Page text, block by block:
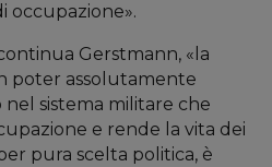
occupazione».
Gerstmann, «la
poter assolutamente
sistema militare che
e rende la vita dei
pura scelta politica, è